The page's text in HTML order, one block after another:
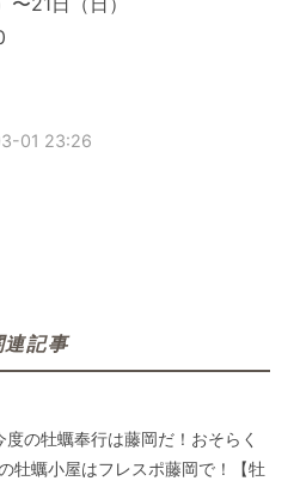
01 23:26
連記事
度の牡蠣奉行は藤岡だ！おそらく
牡蠣小屋はフレスポ藤岡で！【牡